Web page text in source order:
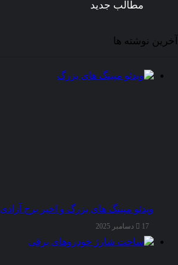
آخرین نوشته ها
ویدئو مپینگ های بزرگ و اخیر برج آزادی
17 دسامبر 2025
مطالب جدید